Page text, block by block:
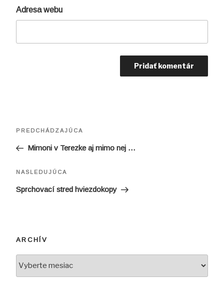
Adresa webu
článku
Predchádzajúci
PREDCHÁDZAJÚCA
Mimoni v Terezke aj mimo nej …
Ďalší
NASLEDUJÚCA
Sprchovací stred hviezdokopy
ARCHÍV